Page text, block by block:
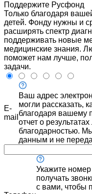
Поддержите Русфонд
Только благодаря
детей. Фонду нужны и
расширять спектр
поддерживать новые
медицинские знания.
поможет нам лучше,
задачи.
E-
mail
Ваш адрес
могли рассказать,
благодаря вашему
отчет о
благодарностью.
данным и не
Укажите
получать
с вами, чтобы